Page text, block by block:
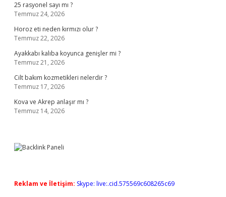
25 rasyonel sayı mı ?
Temmuz 24, 2026
Horoz eti neden kırmızı olur ?
Temmuz 22, 2026
Ayakkabı kalıba koyunca genişler mi ?
Temmuz 21, 2026
Cilt bakım kozmetikleri nelerdir ?
Temmuz 17, 2026
Kova ve Akrep anlaşır mı ?
Temmuz 14, 2026
Reklam ve İletişim: Skype: live:.cid.575569c608265c69